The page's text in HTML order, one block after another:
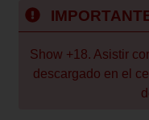
Show +18. Asistir
descargado en el